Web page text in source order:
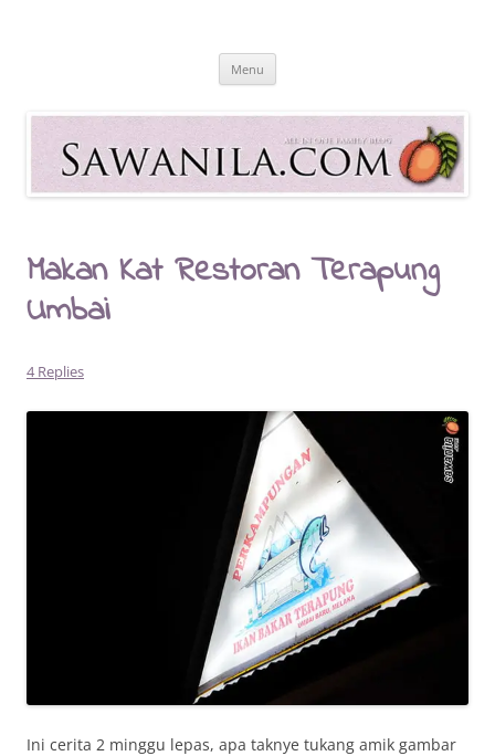
Sawanila.com
All In One Family Blog
Menu
Makan Kat Restoran Terapung
Umbai
4 Replies
Ini cerita 2 minggu lepas, apa taknye tukang amik gambar